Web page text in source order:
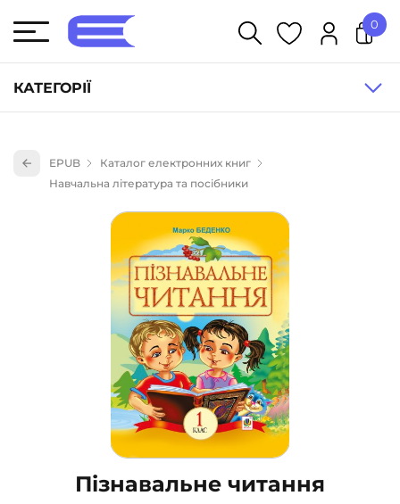
КАТЕГОРІЇ
Книги для дітей (836)
Науково-популярна література (1015)
Навчальна література та посібники (527)
Енциклопедії, довідники, словники (55)
Подарункові сертифікати (1)
0
EPUB
Каталог електронних книг
Навчальна література та посібники
Пізнавальне читання